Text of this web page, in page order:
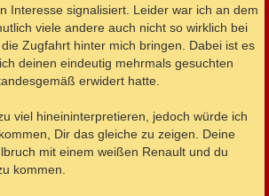
Interesse signalisiert. Leider war ich an dem
viele andere auch nicht so wirklich bei
Zugfahrt hinter mich bringen. Dabei ist es
deinen eindeutig mehrmals gesuchten
erwidert hatte.
viel hineininterpretieren, jedoch würde ich
Dir das gleiche zu zeigen. Deine
mit einem weißen Renault und du
kommen.